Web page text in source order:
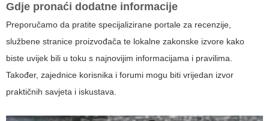
Gdje pronaći dodatne informacije
Preporučamo da pratite specijalizirane portale za recenzije,
službene stranice proizvođača te lokalne zakonske izvore kako
biste uvijek bili u toku s najnovijim informacijama i pravilima.
Također, zajednice korisnika i forumi mogu biti vrijedan izvor
praktičnih savjeta i iskustava.